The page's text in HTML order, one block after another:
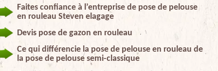
Faites confiance à l’entreprise de pose de pelouse
en rouleau Steven elagage
Devis pose de gazon en rouleau
Ce qui différencie la pose de pelouse en rouleau de
la pose de pelouse semi-classique